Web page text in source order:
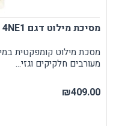
מסיכת מילוט דגם 4NE1 כולל נרתיק מותאם
מסכת מילוט קומפקטית
מעורבים חלקיקים וגזי...
₪409.00